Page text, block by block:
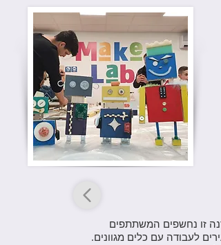
זו נחשפים המשתתפים
לעבודה עם כלים מגוונים.